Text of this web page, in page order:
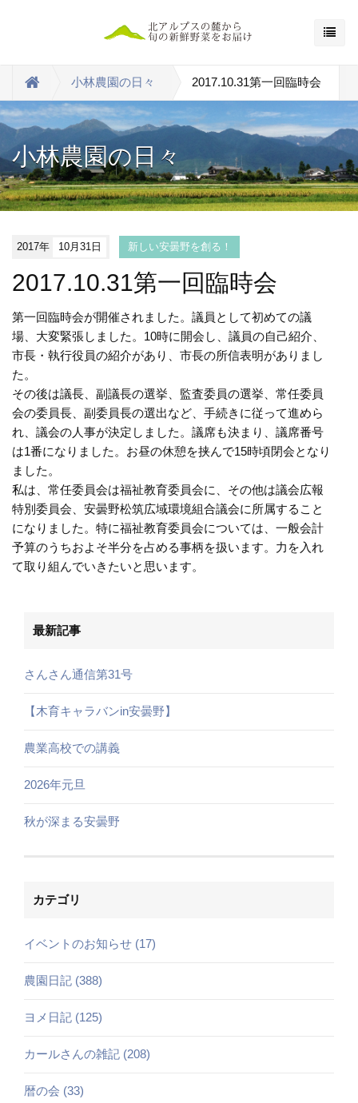
小林農園の日々 2017.10.31第一回臨時会
小林農園の日々
2017年 10月31日 新しい安曇野を創る！
2017.10.31第一回臨時会
第一回臨時会が開催されました。議員として初めての議
場、大変緊張しました。10時に開会し、議員の自己紹介、
市長・執行役員の紹介があり、市長の所信表明がありまし
た。
その後は議長、副議長の選挙、監査委員の選挙、常任委員
会の委員長、副委員長の選出など、手続きに従って進めら
れ、議会の人事が決定しました。議席も決まり、議席番号
は1番になりました。お昼の休憩を挟んで15時頃閉会となり
ました。
私は、常任委員会は福祉教育委員会に、その他は議会広報
特別委員会、安曇野松筑広域環境組合議会に所属すること
になりました。特に福祉教育委員会については、一般会計
予算のうちおよそ半分を占める事柄を扱います。力を入れ
て取り組んでいきたいと思います。
最新記事
さんさん通信第31号
【木育キャラバンin安曇野】
農業高校での講義
2026年元旦
秋が深まる安曇野
カテゴリ
イベントのお知らせ (17)
農園日記 (388)
ヨメ日記 (125)
カールさんの雑記 (208)
暦の会 (33)